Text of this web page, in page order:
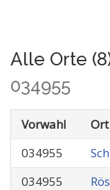
Alle Orte
034955
Vorwahl
Ort
034955
034955